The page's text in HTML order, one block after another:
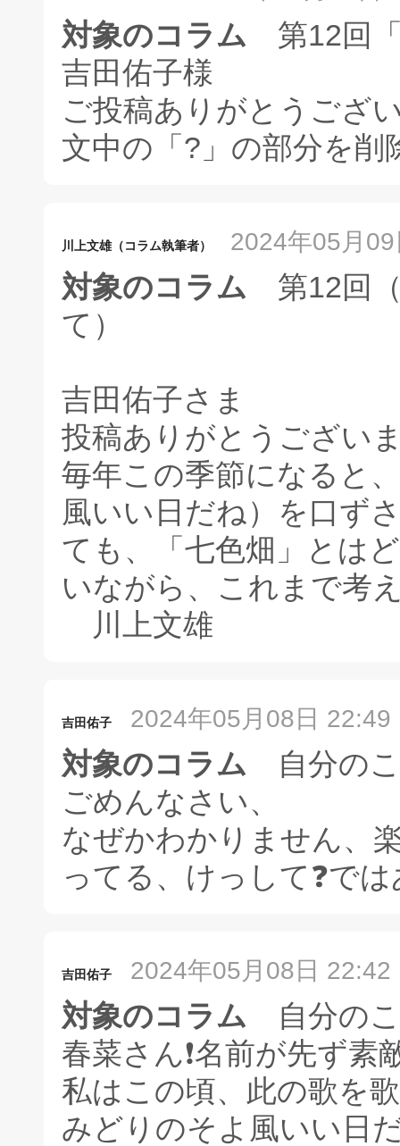
対象のコラム 第12回
吉田佑子様
ご投稿ありがとうござ
文中の「?」の部分を削
川上文雄（コラム執筆者） 2024年05月
対象のコラム 第12回
て）
吉田佑子さま
投稿ありがとうござい
毎年この季節になると
風いい日だね）を口ず
ても、「七色畑」とは
いながら、これまで考
川上文雄
吉田佑子 2024年05月08日 22:49
対象のコラム 自分の
ごめんなさい、
なぜかわかりません、
ってる、けっして❓️で
吉田佑子 2024年05月08日 22:42
対象のコラム 自分の
春菜さん❗️名前が先ず素
私はこの頃、此の歌を
みどりのそよ風いい日